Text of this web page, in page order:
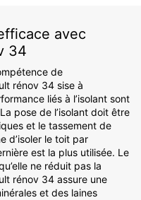
avec
34
de
rénov 34 sise à
liés à l’isolant sont
pose de l’isolant doit être
et le tassement de
d’isoler le toit par
est la plus utilisée. Le
ne réduit pas la
rénov 34 assure une
et des laines